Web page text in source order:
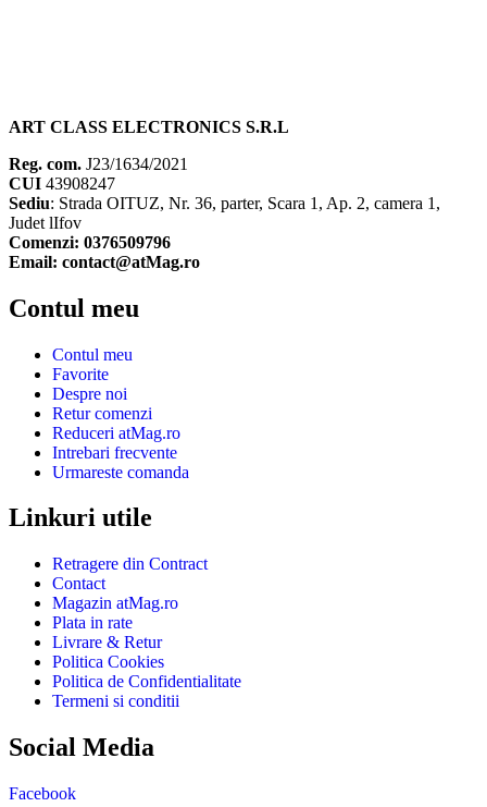
ART CLASS ELECTRONICS S.R.L
Reg. com. J23/1634/2021
CUI 43908247
Sediu: Strada OITUZ, Nr. 36, parter, Scara 1, Ap. 2, camera 1,
Judet lIfov
Comenzi: 0376509796
Email: contact@atMag.ro
Contul meu
Contul meu
Favorite
Despre noi
Retur comenzi
Reduceri atMag.ro
Intrebari frecvente
Urmareste comanda
Linkuri utile
Retragere din Contract
Contact
Magazin atMag.ro
Plata in rate
Livrare & Retur
Politica Cookies
Politica de Confidentialitate
Termeni si conditii
Social Media
Facebook